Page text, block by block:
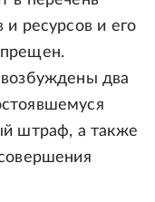
и ресурсов и его
два
штраф, а также